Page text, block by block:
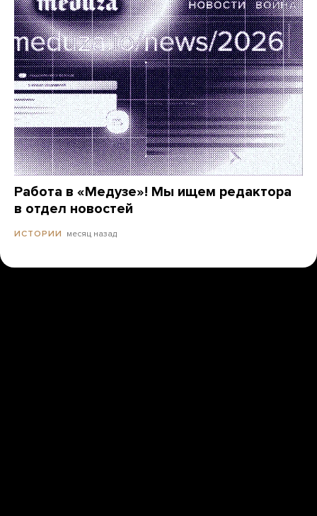
Работа в «Медузе»! Мы ищем редактора
в отдел новостей
ИСТОРИИ месяц назад